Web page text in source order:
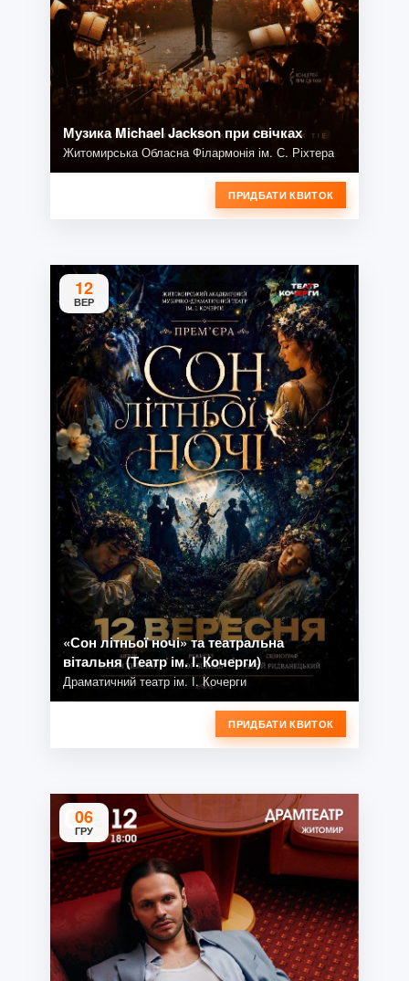
Музика Michael Jackson при свічках
Житомирська Обласна Філармонія ім. С. Ріхтера
ПРИДБАТИ КВИТОК
12
ВЕР
«Сон літньої ночі» та театральна
вітальня (Театр ім. І. Кочерги)
Драматичний театр ім. І. Кочерги
ПРИДБАТИ КВИТОК
06
ГРУ